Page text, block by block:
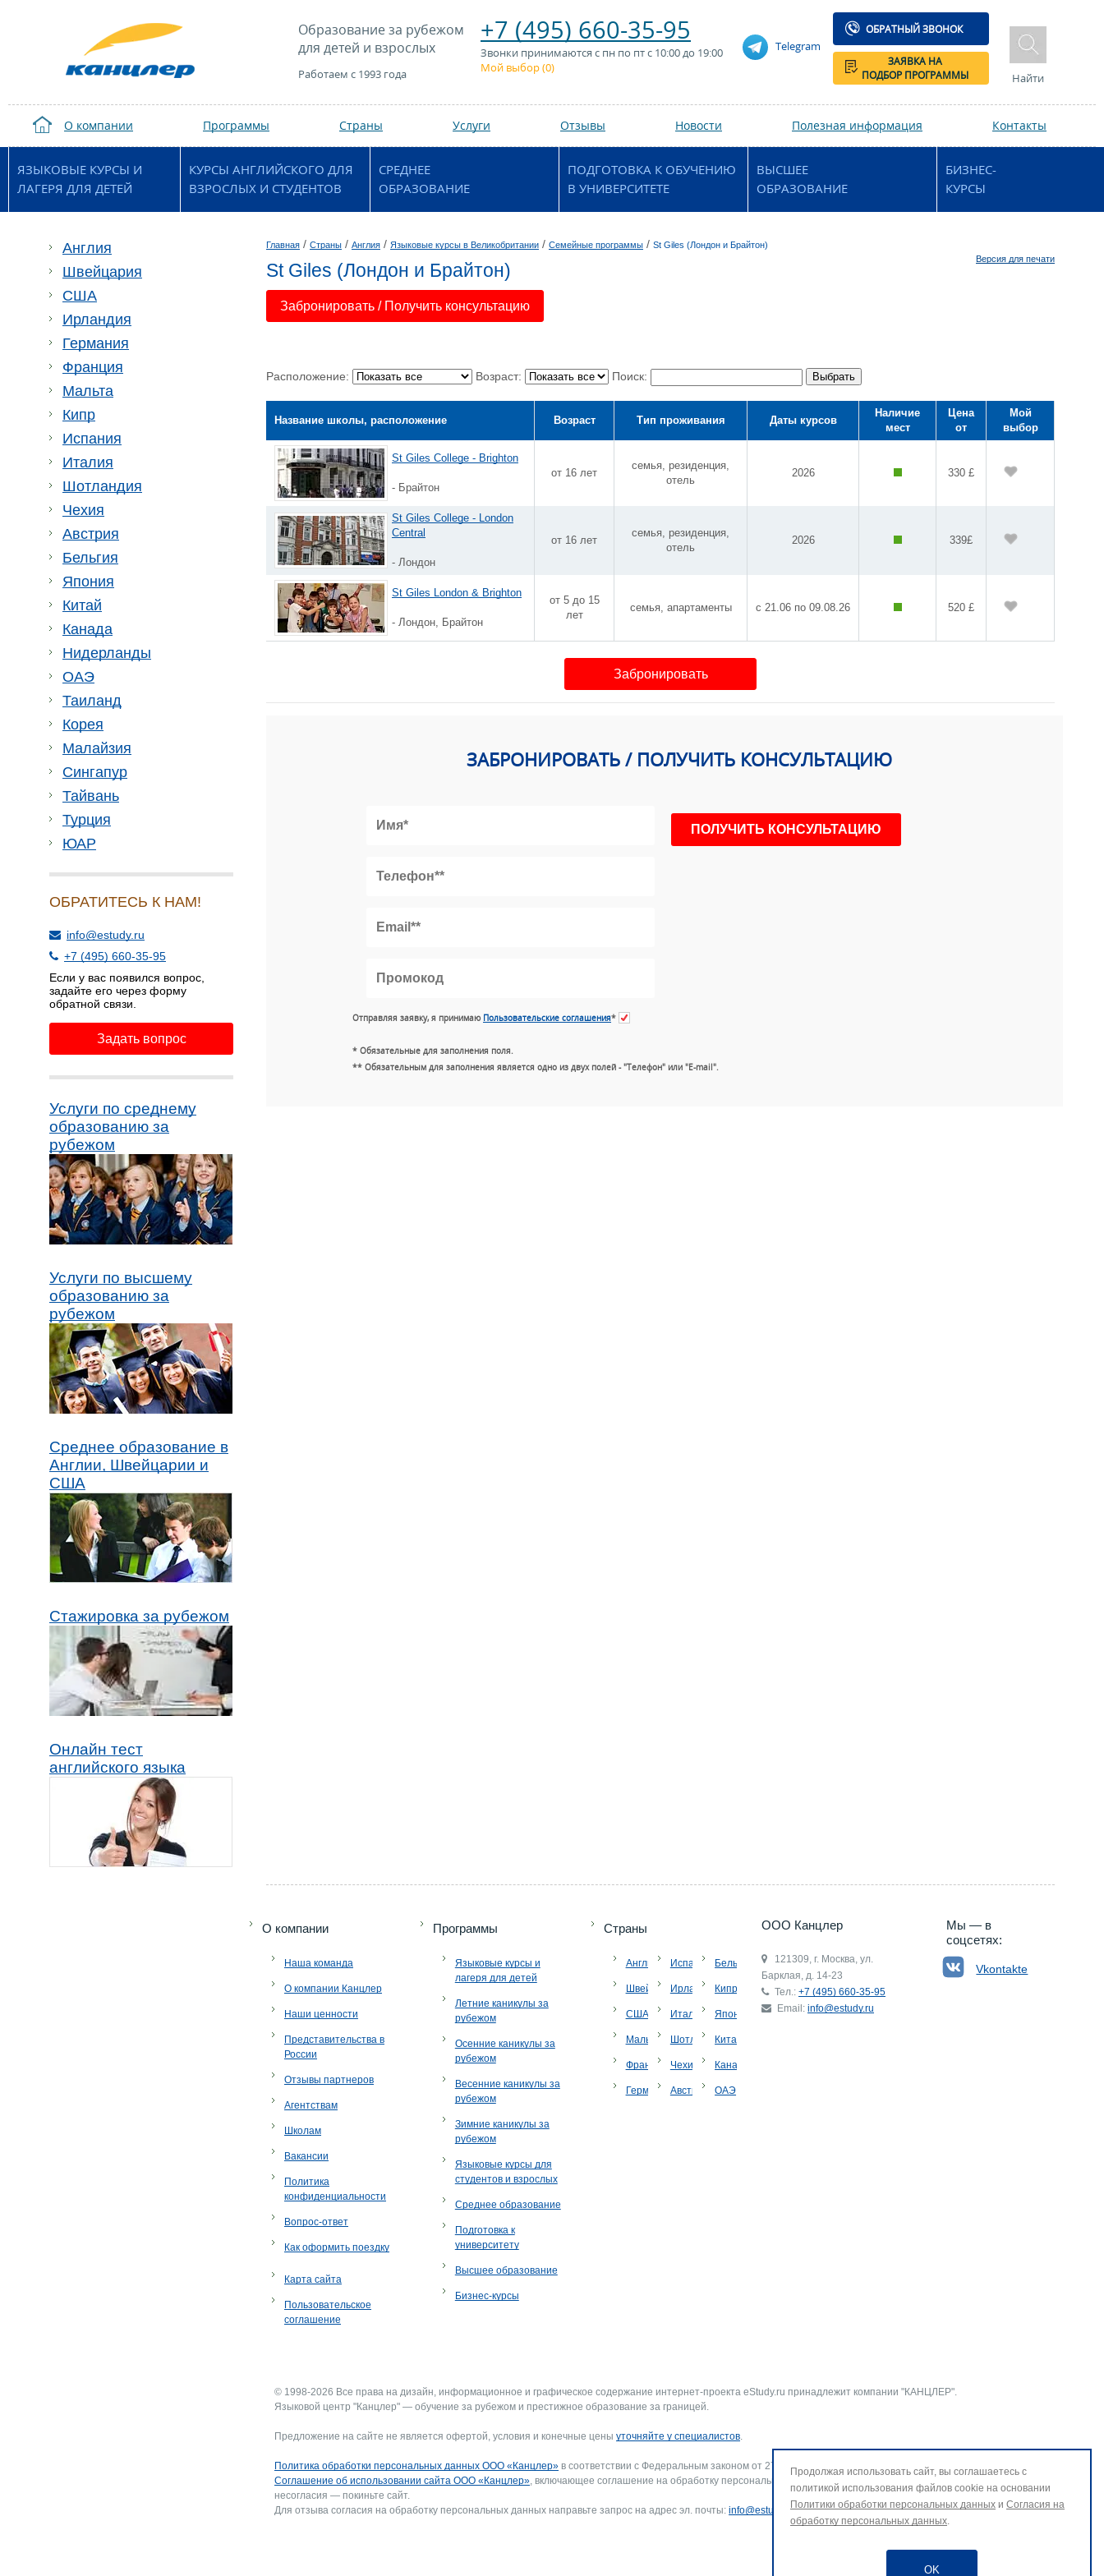
Образование за рубежом
для детей и взрослых
Работаем с 1993 года
+7 (495) 660-35-95
Звонки принимаются с пн по пт с 10:00 до 19:00
Мой выбор (0)
Telegram
ОБРАТНЫЙ ЗВОНОК
ЗАЯВКА НА
ПОДБОР ПРОГРАММЫ
Найти
О компании Программы Страны Услуги Отзывы Новости Полезная информация Контакты
ЯЗЫКОВЫЕ КУРСЫ И
ЛАГЕРЯ ДЛЯ ДЕТЕЙ
КУРСЫ АНГЛИЙСКОГО ДЛЯ
ВЗРОСЛЫХ И СТУДЕНТОВ
СРЕДНЕЕ
ОБРАЗОВАНИЕ
ПОДГОТОВКА К ОБУЧЕНИЮ
В УНИВЕРСИТЕТЕ
ВЫСШЕЕ
ОБРАЗОВАНИЕ
БИЗНЕС-
КУРСЫ
Англия
Швейцария
США
Ирландия
Германия
Франция
Мальта
Кипр
Испания
Италия
Шотландия
Чехия
Австрия
Бельгия
Япония
Китай
Канада
Нидерланды
ОАЭ
Таиланд
Корея
Малайзия
Сингапур
Тайвань
Турция
ЮАР
ОБРАТИТЕСЬ К НАМ!
info@estudy.ru
+7 (495) 660-35-95
Если у вас появился вопрос,
задайте его через форму
обратной связи.
Задать вопрос
Услуги по среднему
образованию за
рубежом
Услуги по высшему
образованию за
рубежом
Среднее образование в
Англии, Швейцарии и
США
Стажировка за рубежом
Онлайн тест
английского языка
Главная / Страны / Англия / Языковые курсы в Великобритании / Семейные программы / St Giles (Лондон и Брайтон)
Версия для печати
St Giles (Лондон и Брайтон)
Забронировать / Получить консультацию
Расположение: Возраст: Поиск: Выбрать
Название школы, расположение Возраст Тип проживания Даты курсов
Наличие
мест
Цена
от
Мой
выбор
St Giles College - Brighton
- Брайтон
от 16 лет
семья, резиденция,
отель
2026 330 £
St Giles College - London
Central
- Лондон
от 16 лет
семья, резиденция,
отель
2026 339£
St Giles London & Brighton
- Лондон, Брайтон
от 5 до 15
лет
семья, апартаменты с 21.06 по 09.08.26 520 £
Забронировать
ЗАБРОНИРОВАТЬ / ПОЛУЧИТЬ КОНСУЛЬТАЦИЮ
Отправляя заявку, я принимаю Пользовательские соглашения*
* Обязательные для заполнения поля.
** Обязательным для заполнения является одно из двух полей - "Телефон" или "E-mail".
O компании
Наша команда
О компании Канцлер
Наши ценности
Представительства в
России
Отзывы партнеров
Агентствам
Школам
Вакансии
Политика
конфиденциальности
Вопрос-ответ
Как оформить поездку
Карта сайта
Пользовательское
соглашение
Программы
Языковые курсы и
лагеря для детей
Летние каникулы за
рубежом
Осенние каникулы за
рубежом
Весенние каникулы за
рубежом
Зимние каникулы за
рубежом
Языковые курсы для
студентов и взрослых
Среднее образование
Подготовка к
университету
Высшее образование
Бизнес-курсы
Страны
Англия
Швейцария
США
Мальта
Франция
Германия
Испания
Ирландия
Италия
Шотландия
Чехия
Австрия
Бельгия
Кипр
Япония
Китай
Канада
ОАЭ
ООО Канцлер
121309, г. Москва, ул.
Барклая, д. 14-23
Тел.: +7 (495) 660-35-95
Email: info@estudy.ru
Мы — в
соцсетях:
Vkontakte
© 1998-2026 Все права на дизайн, информационное и графическое содержание интернет-проекта eStudy.ru принадлежит компании "КАНЦЛЕР".
Языковой центр "Канцлер" — обучение за рубежом и престижное образование за границей.
Предложение на сайте не является офертой, условия и конечные цены уточняйте у специалистов.
Политика обработки персональных данных ООО «Канцлер» в соответствии с Федеральным законом от 27.07.2006 г. № 152-ФЗ «О персональных данных».
Соглашение об использовании сайта ООО «Канцлер», включающее соглашение на обработку персональных данных и использование файлов cookie. В случае
несогласия — покиньте сайт.
Для отзыва согласия на обработку персональных данных направьте запрос на адрес эл. почты: info@estudy.ru.
Продолжая использовать сайт, вы соглашаетесь с
политикой использования файлов cookie на основании
Политики обработки персональных данных и Согласия на
обработку персональных данных.
OK